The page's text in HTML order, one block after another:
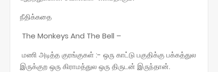
நீதிக்கதை
The Monkeys And The Bell –
மணி அடித்த குரங்குகள் :- ஒரு காட்டு பகுதிக்கு பக்கத்துல
இருக்குற ஒரு கிராமத்துல ஒரு திருடன் இருந்தான்.